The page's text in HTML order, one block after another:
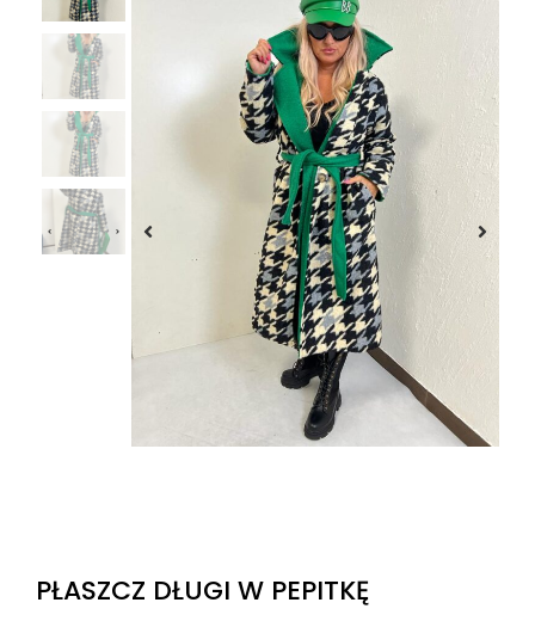
PŁASZCZ DŁUGI W PEPITKĘ